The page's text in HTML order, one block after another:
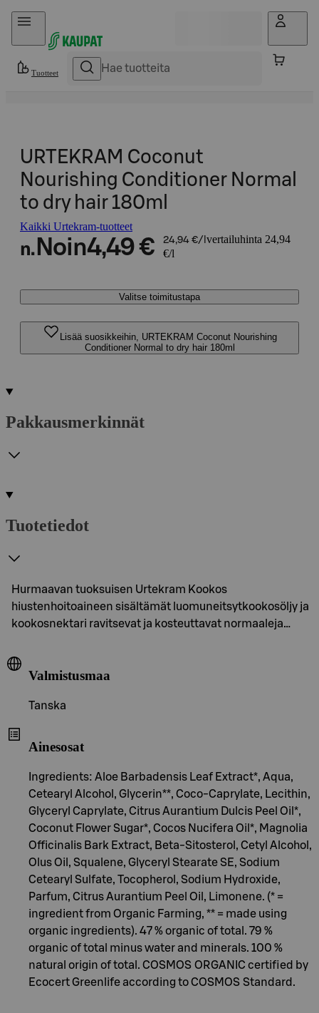
Hyppää sisältöön
Tuotteet
URTEKRAM Coconut
Nourishing Conditioner Normal
to dry hair 180ml
Kaikki Urtekram-tuotteet
n. Noin4,49 € 24,94 €/l vertailuhinta 24,94
€/l
Valitse toimitustapa
Lisää suosikkeihin, URTEKRAM Coconut Nourishing
Conditioner Normal to dry hair 180ml
Pakkausmerkinnät
Tuotetiedot
Hurmaavan tuoksuisen Urtekram Kookos
hiustenhoitoaineen sisältämät luomuneitsytkookosöljy ja
kookosnektari ravitsevat ja kosteuttavat normaaleja…
Valmistusmaa
Tanska
Ainesosat
Ingredients: Aloe Barbadensis Leaf Extract*, Aqua,
Cetearyl Alcohol, Glycerin**, Coco-Caprylate, Lecithin,
Glyceryl Caprylate, Citrus Aurantium Dulcis Peel Oil*,
Coconut Flower Sugar*, Cocos Nucifera Oil*, Magnolia
Officinalis Bark Extract, Beta-Sitosterol, Cetyl Alcohol,
Olus Oil, Squalene, Glyceryl Stearate SE, Sodium
Cetearyl Sulfate, Tocopherol, Sodium Hydroxide,
Parfum, Citrus Aurantium Peel Oil, Limonene. (* =
ingredient from Organic Farming, ** = made using
organic ingredients). 47 % organic of total. 79 %
organic of total minus water and minerals. 100 %
natural origin of total. COSMOS ORGANIC certified by
Ecocert Greenlife according to COSMOS Standard.